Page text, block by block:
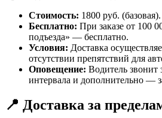
Стоимость: 1800 руб. (базовая).
Бесплатно: При заказе от 100
подъезда» — бесплатно.
Условия: Доставка
отсутствии препятствий для
Оповещение: Водитель звонит
интервала и дополнительно —
📍 Доставка за